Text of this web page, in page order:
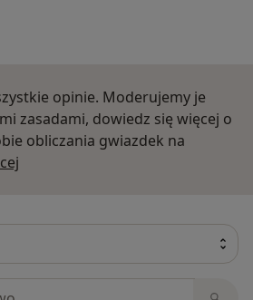
opinie. Moderujemy je
zasadami, dowiedz się więcej o
obliczania gwiazdek na